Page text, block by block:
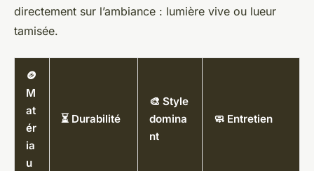
directement sur l’ambiance : lumière vive ou lueur
tamisée.
🪙
M
at
ér
ia
u
⏳ Durabilité
🎨 Style
domina
nt
🧼 Entretien